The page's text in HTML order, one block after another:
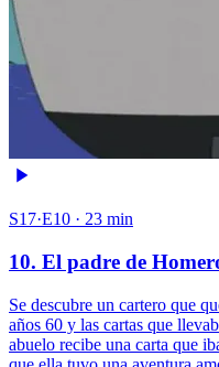
S17·E10 · 23 min
10. El padre de
Se descubre un cartero que
años 60 y las cartas que
abuelo recibe una carta que